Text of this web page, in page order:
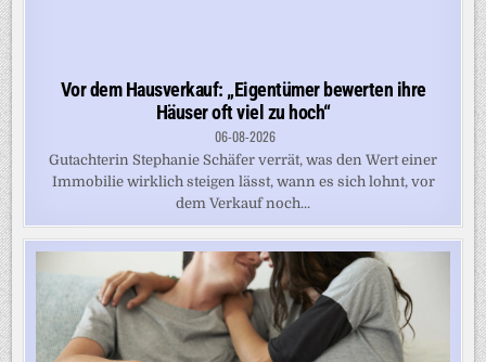
Vor dem Hausverkauf: „Eigentümer bewerten ihre
Häuser oft viel zu hoch“
06-08-2026
Gutachterin Stephanie Schäfer verrät, was den Wert einer
Immobilie wirklich steigen lässt, wann es sich lohnt, vor
dem Verkauf noch...